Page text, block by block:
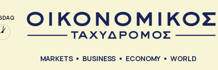
MARKETS BUSINESS ECONOMY WORLD